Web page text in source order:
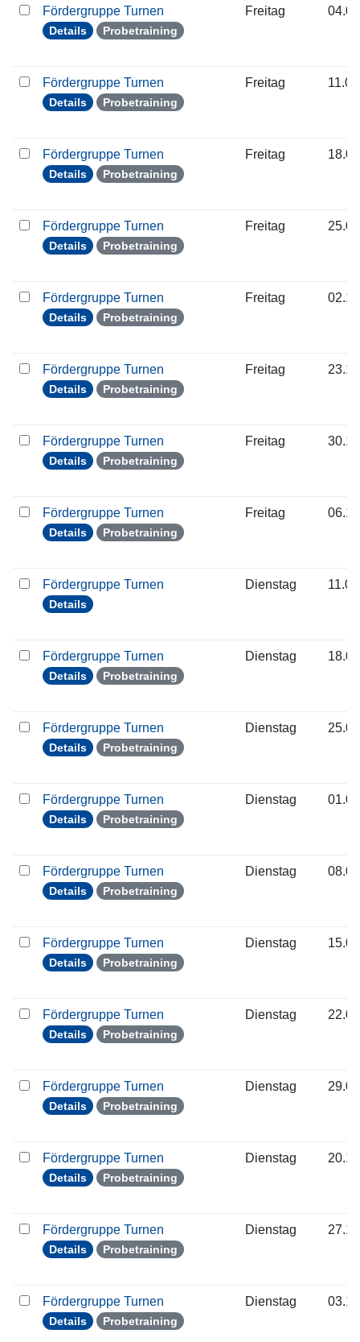
Fördergruppe Turnen
Details Probetraining
Freitag
Fördergruppe Turnen
Details Probetraining
Freitag
Fördergruppe Turnen
Details Probetraining
Freitag
Fördergruppe Turnen
Details Probetraining
Freitag
Fördergruppe Turnen
Details Probetraining
Freitag
Fördergruppe Turnen
Details Probetraining
Freitag
Fördergruppe Turnen
Details Probetraining
Freitag
Fördergruppe Turnen
Details Probetraining
Freitag
Fördergruppe Turnen
Details
Dienstag
Fördergruppe Turnen
Details Probetraining
Dienstag
Fördergruppe Turnen
Details Probetraining
Dienstag
Fördergruppe Turnen
Details Probetraining
Dienstag
Fördergruppe Turnen
Details Probetraining
Dienstag
Fördergruppe Turnen
Details Probetraining
Dienstag
Fördergruppe Turnen
Details Probetraining
Dienstag
Fördergruppe Turnen
Details Probetraining
Dienstag
Fördergruppe Turnen
Details Probetraining
Dienstag
Fördergruppe Turnen
Details Probetraining
Dienstag
Fördergruppe Turnen
Details Probetraining
Dienstag